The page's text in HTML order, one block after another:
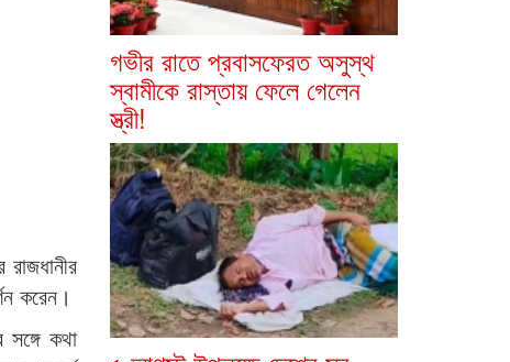
করেন।
সঙ্গে কথা
গভীর রাতে প্রবাসফেরত অসুস্থ
স্বামীকে রাস্তায় ফেলে গেলেন
স্ত্রী!